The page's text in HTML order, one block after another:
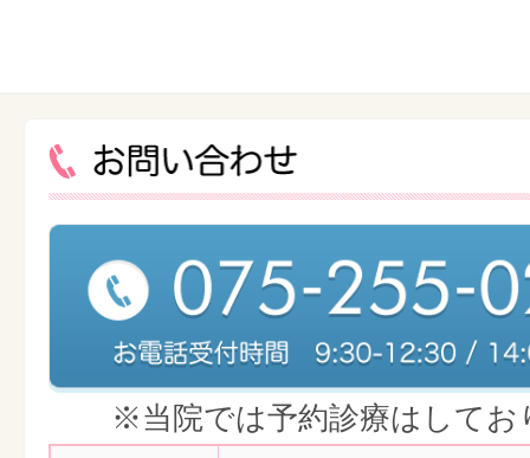
※当院では予約診療はしてお